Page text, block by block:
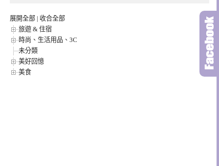
展開全部 | 收合全部
旅遊 & 住宿
時尚、生活用品、3C
未分類
美好回憶
美食